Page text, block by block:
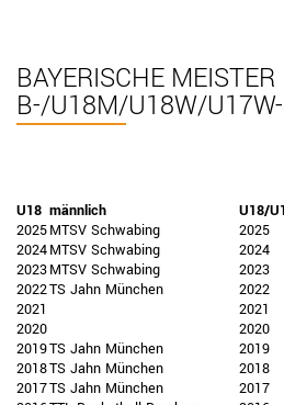
BAYERISCHE MEISTER
B-/U18M/U18W/
U18 männlich U18/
2025MTSV Schwabing 2025
2024MTSV Schwabing 2024
2023MTSV Schwabing 2023
2022TS Jahn München 2022
2021
2021
2020
2020
2019TS Jahn München 2019
2018TS Jahn München 2018
2017TS Jahn München 2017